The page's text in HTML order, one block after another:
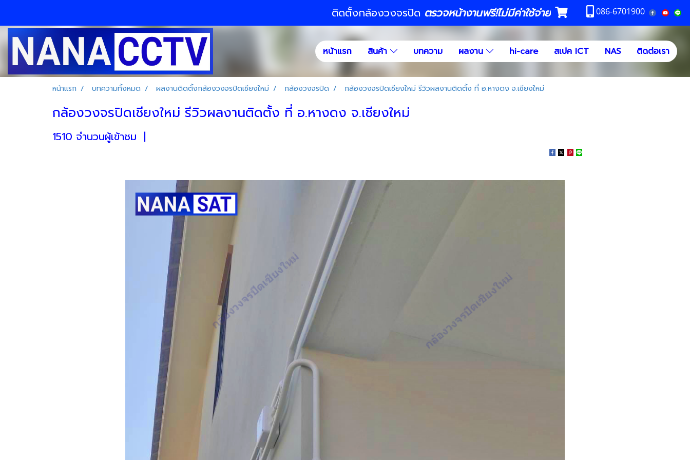
ติดตั้งกล้องวงจรปิด ตรวจหน้างานฟรี!ไม่มีค่าใช้จ่าย 086-6701900
หน้าแรก สินค้า บทความ ผลงาน hi-care สเปค ICT NAS ติดต่อเรา
หน้าแรก บทความทั้งหมด ผลงานติดตั้งกล้องวงจรปิดเชียงใหม่ กล้องวงจรปิด กล้องวงจรปิดเชียงใหม่ รีวิวผลงานติดตั้ง ที่ อ.หางดง จ.เชียงใหม่
กล้องวงจรปิดเชียงใหม่ รีวิวผลงานติดตั้ง ที่ อ.หางดง จ.เชียงใหม่
1510 จำนวนผู้เข้าชม |